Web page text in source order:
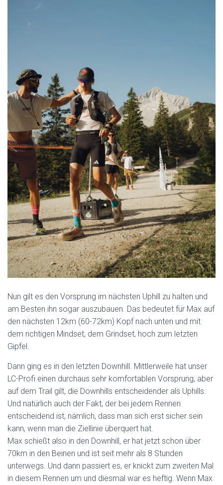
Nun gilt es den Vorsprung im nächsten Uphill zu halten und
am Besten ihn sogar auszubauen. Das bedeutet für Max auf
den nächsten 12km (60-72km) Kopf nach unten und mit
dem richtigen Mindset, dem Grindset, hoch zum letzten
Gipfel.
Dann ging es in den letzten Downhill. Mittlerweile hat unser
LC-Profi einen durchaus sehr komfortablen Vorsprung, aber
auf dem Trail gilt, die Downhills entscheidender als Uphills.
Und natürlich auch der Fakt, der bei jedem Rennen
entscheidend ist, nämlich, dass man sich erst sicher sein
kann, wenn man die Ziellinie überquert hat.
Max schießt also in den Downhill, er hat jetzt schon über
70km in den Beinen und ist seit mehr als 8 Stunden
unterwegs. Und dann passiert es, er knickt zum zweiten Mal
in diesem Rennen um und diesmal war es heftig. Wenn Max